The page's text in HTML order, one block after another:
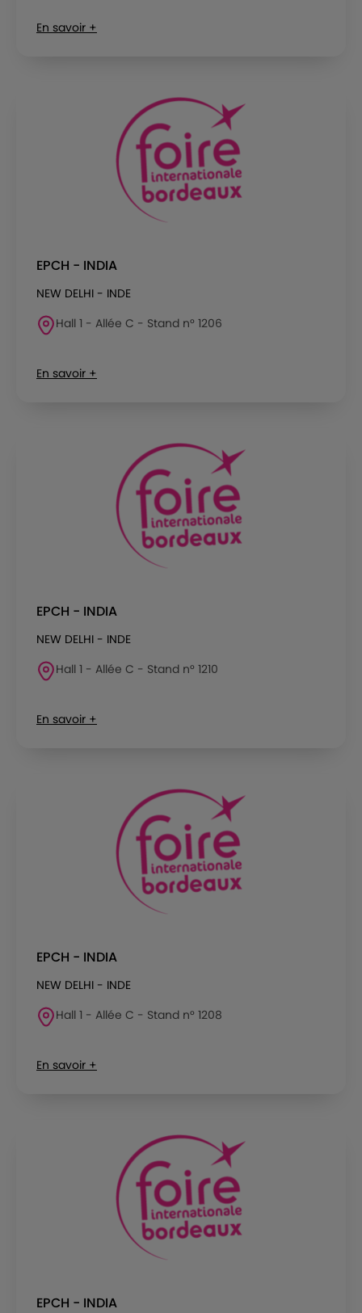
En savoir +
EPCH - INDIA
NEW DELHI - INDE
Hall 1 - Allée C - Stand n° 1206
En savoir +
EPCH - INDIA
NEW DELHI - INDE
Hall 1 - Allée C - Stand n° 1210
En savoir +
EPCH - INDIA
NEW DELHI - INDE
Hall 1 - Allée C - Stand n° 1208
En savoir +
EPCH - INDIA